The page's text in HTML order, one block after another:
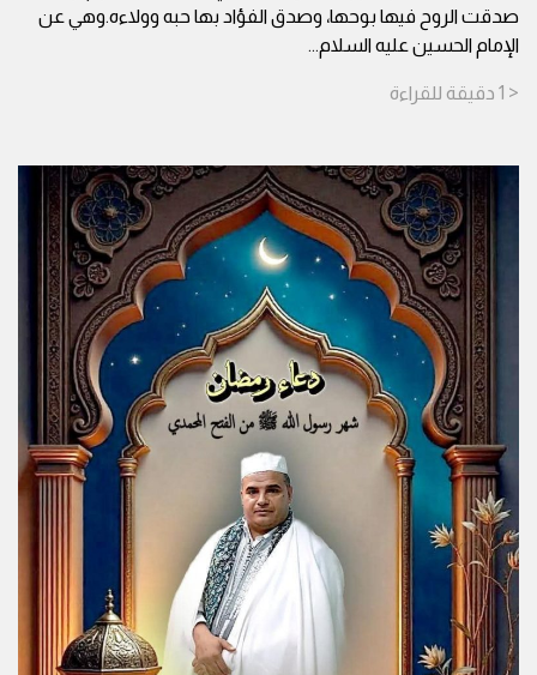
صدقت الروح فيها بوحها، وصدق الفؤاد بها حبه وولاءه.وهي عن
الإمام الحسين عليه السلام...
< 1 دقيقة للقراءة